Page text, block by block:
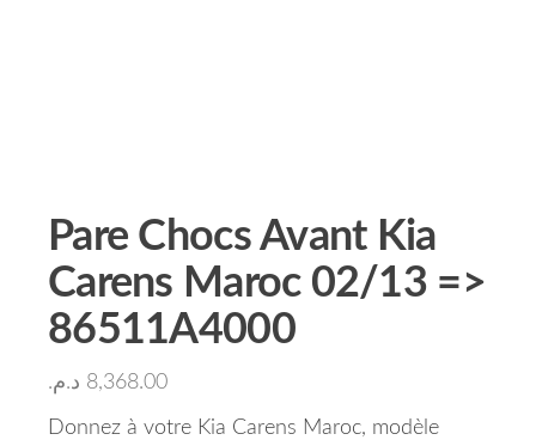
Pare Chocs Avant Kia
Carens Maroc 02/13 =>
86511A4000
8,368.00 د.م.
Donnez à votre Kia Carens Maroc, modèle